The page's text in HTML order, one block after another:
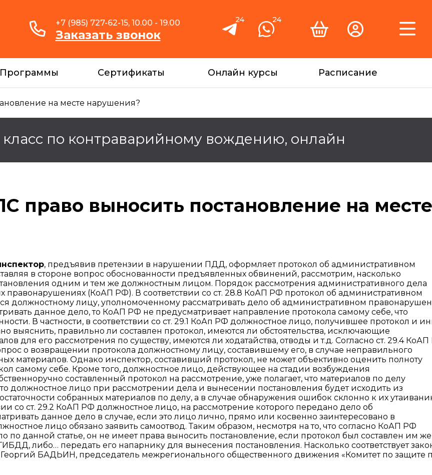
+7 (985) 727-62-15, 10.00 - 19.00
Заказать звонок
24 24
Программы Сертификаты Онлайн курсы Расписание
на месте нарушения?
по контраварийному вождению, онлайн
право выносить постановление на месте
, предъявив претензии в нарушении ПДД, оформляет протокол об административном
в стороне вопрос обоснованности предъявленных обвинений, рассмотрим, насколько
одним и тем же должностным лицом. Порядок рассмотрения административного дела
(КоАП РФ). В соответствии со ст. 28.8 КоАП РФ протокол об административном
должностному лицу, уполномоченному рассматривать дело об административном
данное дело, то КоАП РФ не предусматривает направление протокола самому себе, что
В частности, в соответствии со ст. 29.1 КоАп РФ должностное лицо, получившее протокол и
выяснить, правильно ли составлен протокол, имеются ли обстоятельства, исключающие
для его рассмотрения по существу, имеются ли ходатайства, отводы и т.д. Согласно ст. 29.4
о возвращении протокола должностному лицу, составившему его, в случае неправильного
материалов. Однако инспектор, составивший протокол, не может объективно оценить полноту
самому себе. Кроме того, должностное лицо, действующее на стадии возбуждения
составленный протокол на рассмотрение, уже полагает, что материалов по делу
должностное лицо при рассмотрении дела и вынесении постановления будет исходить из
собранных материалов по делу, а в случае обнаружения ошибок склонно к их
со ст. 29.2 КоАП РФ должностное лицо, на рассмотрение которого передано дело об
данное дело в случае, если это лицо лично, прямо или косвенно заинтересовано в
лицо обязано заявить самоотвод. Таким образом, несмотря на то, что согласно КоАП РФ
данной статье, он не имеет права выносить постановление, если протокол был составлен им
либо… передать его напарнику для вынесения постановления. Насколько соответствует
БАДЬИН, председатель межрегионального общественного движения «Комитет по защите